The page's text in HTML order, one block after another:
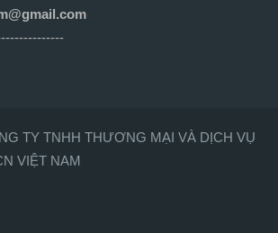
TY TNHH THƯƠNG MẠI VÀ DỊCH VỤ
VIỆT NAM